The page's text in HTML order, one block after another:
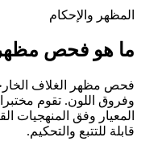
المظهر والإحكام
ما هو فحص
فحص مظهر الغلاف
وفروق اللون. تقوم
المعيار وفق المنهجيات
قابلة للتتبع والتحكيم.